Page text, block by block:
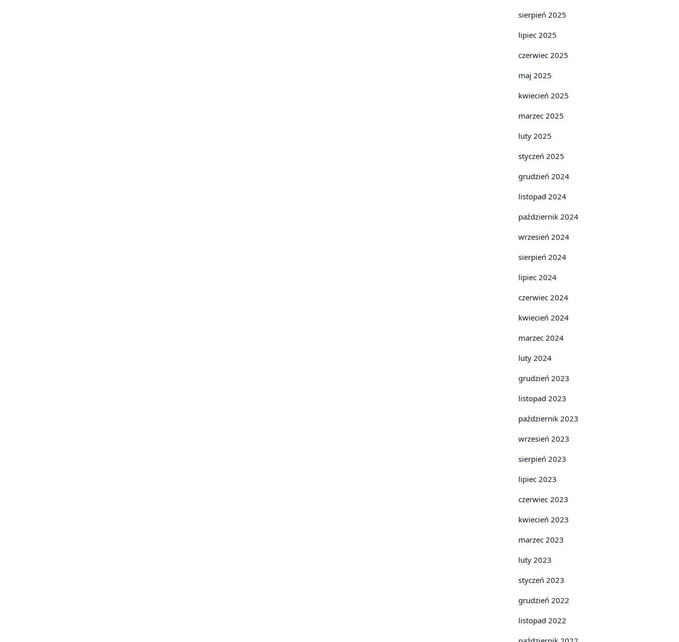
sierpień 2025
lipiec 2025
czerwiec 2025
maj 2025
kwiecień 2025
marzec 2025
luty 2025
styczeń 2025
grudzień 2024
listopad 2024
październik 2024
wrzesień 2024
sierpień 2024
lipiec 2024
czerwiec 2024
kwiecień 2024
marzec 2024
luty 2024
grudzień 2023
listopad 2023
październik 2023
wrzesień 2023
sierpień 2023
lipiec 2023
czerwiec 2023
kwiecień 2023
marzec 2023
luty 2023
styczeń 2023
grudzień 2022
listopad 2022